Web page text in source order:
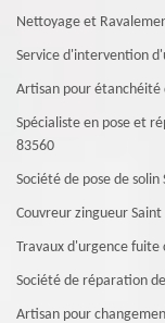
Nettoyage et
Service d'intervention
Artisan pour étanchéité
Spécialiste en pose et
83560
Société de pose de solin
Couvreur zingueur Saint
Travaux d'urgence fuite
Société de réparation
Artisan pour